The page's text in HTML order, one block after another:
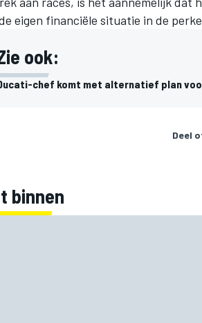
eigen financiële situatie in de
ook:
chef komt met alternatief plan
Deel
binnen